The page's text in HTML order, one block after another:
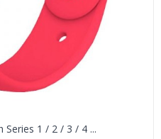
Series 1 / 2 / 3 / 4 ...